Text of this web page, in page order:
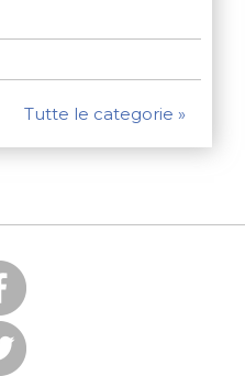
Tutte le categorie »